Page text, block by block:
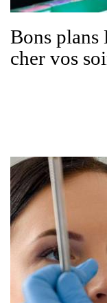
Bons plans
cher vos